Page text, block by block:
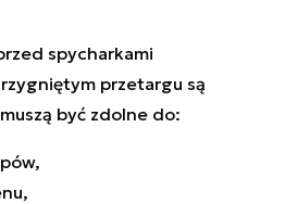
spycharkami
przetargu są
być zdolne do: